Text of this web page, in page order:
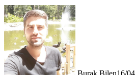
Burak Bilen16/